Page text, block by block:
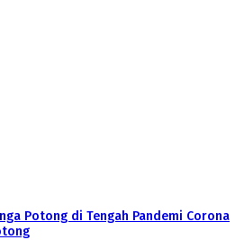
Potong di Tengah Pandemi Corona